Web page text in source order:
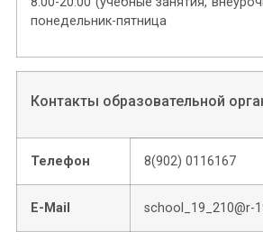
понедельник-пятница
Контакты образовательной
Телефон 8(902) 0116167
E-Mail school_19_210@r-